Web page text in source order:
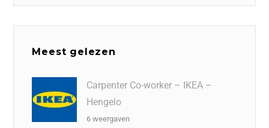
Meest gelezen
Carpenter Co-worker – IKEA –
Hengelo
6 weergaven